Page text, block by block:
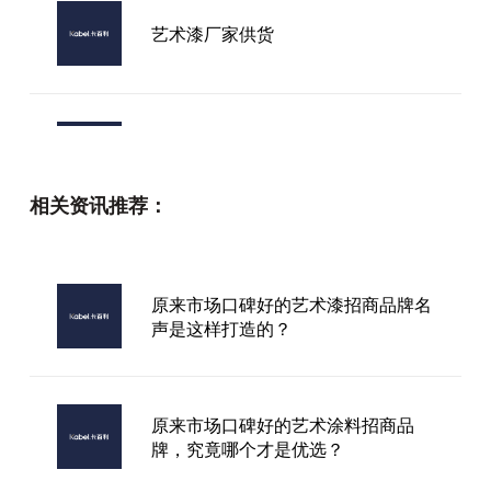
艺术漆厂家供货
相关资讯推荐：
原来市场口碑好的艺术漆招商品牌名
声是这样打造的？
原来市场口碑好的艺术涂料招商品
牌，究竟哪个才是优选？